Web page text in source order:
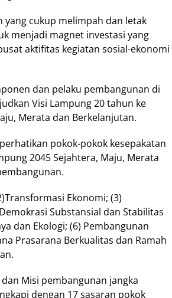
yang cukup melimpah dan letak
menjadi magnet investasi yang
aktifitas kegiatan sosial-ekonomi
dan pelaku pembangunan di
Visi Lampung 20 tahun ke
Merata dan Berkelanjutan.
pokok-pokok kesepakatan
2045 Sejahtera, Maju, Merata
Ekonomi; (3)
Substansial dan Stabilitas
dan Ekologi; (6) Pembangunan
Prasarana Berkualitas dan Ramah
Misi pembangunan jangka
dengan 17 sasaran pokok